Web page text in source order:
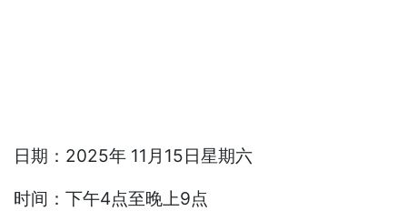
日期：2025年 11月15日星期六
时间：下午4点至晚上9点